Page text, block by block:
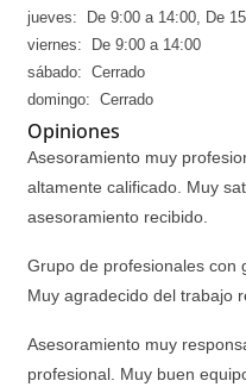
jueves: De 9:00 a 14:00, De
viernes: De 9:00 a 14:00
sábado: Cerrado
domingo: Cerrado
Opiniones
Asesoramiento muy
altamente calificado. Muy
asesoramiento recibido.
Grupo de profesionales con
Muy agradecido del trabajo
Asesoramiento muy
profesional. Muy buen